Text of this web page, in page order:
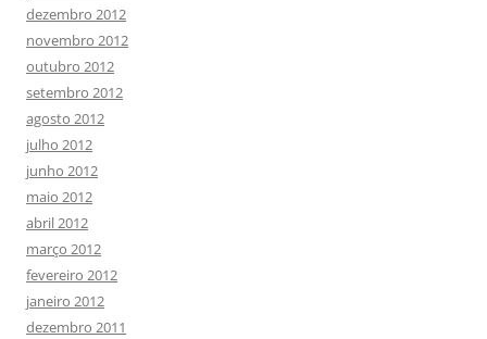
dezembro 2012
novembro 2012
outubro 2012
setembro 2012
agosto 2012
julho 2012
junho 2012
maio 2012
abril 2012
março 2012
fevereiro 2012
janeiro 2012
dezembro 2011